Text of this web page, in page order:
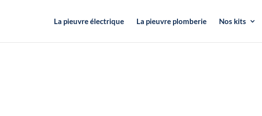
La pieuvre électrique La pieuvre plomberie Nos kits